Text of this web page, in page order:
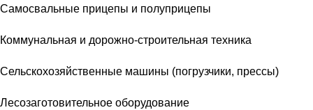
Самосвальные прицепы и полуприцепы
Коммунальная и дорожно-строительная техника
Сельскохозяйственные машины (погрузчики, прессы)
Лесозаготовительное оборудование